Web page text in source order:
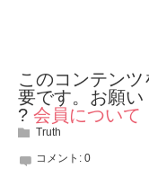
このコンテン
要です。お願い
? 会員について
Truth
コメント: 0